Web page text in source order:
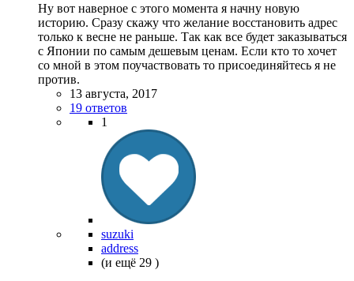
Ну вот наверное с этого момента я начну новую
историю. Сразу скажу что желание восстановить адрес
только к весне не раньше. Так как все будет заказываться
с Японии по самым дешевым ценам. Если кто то хочет
со мной в этом поучаствовать то присоединяйтесь я не
против.
13 августа, 2017
19 ответов
1
suzuki
address
(и ещё 29 )